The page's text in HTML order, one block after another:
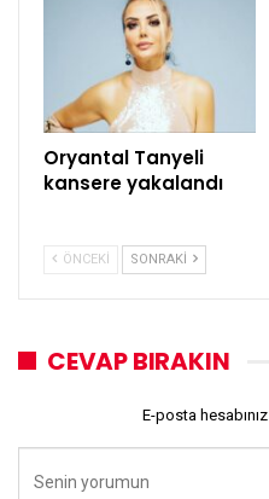
Oryantal Tanyeli
kansere yakalandı
ÖNCEKI SONRAKI
CEVAP BIRAKIN
E-posta